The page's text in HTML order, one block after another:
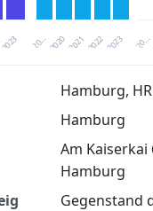
2023 20… 2021 2023
2020 2022 20…
nach
Registrierung verfügbar
Jetzt kostenlos registrieren
Hamburg,
Hamburg
Am Kaiserkai
Hamburg
Gegenstand